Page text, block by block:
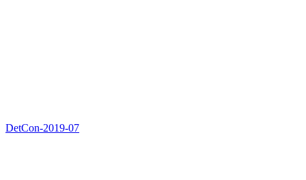
DetCon-2019-07